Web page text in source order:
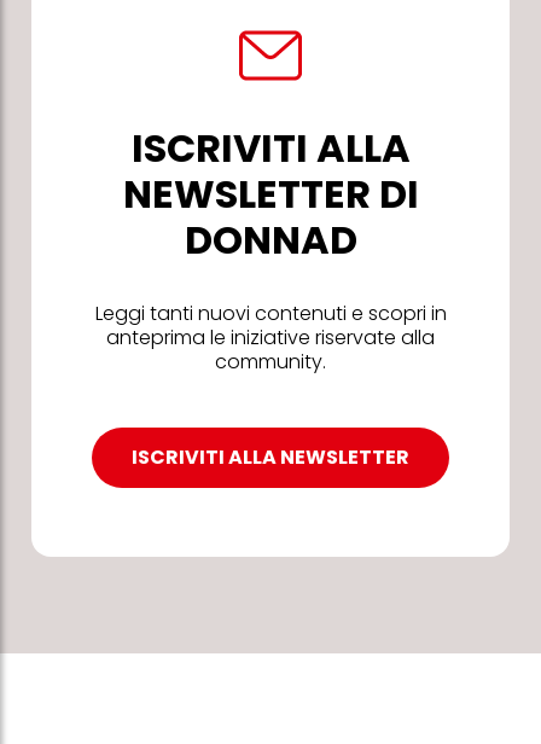
ISCRIVITI ALLA
NEWSLETTER DI
DONNAD
Leggi tanti nuovi contenuti e scopri in
anteprima le iniziative riservate alla
community.
ISCRIVITI ALLA NEWSLETTER